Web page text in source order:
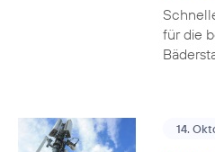
für die
14.